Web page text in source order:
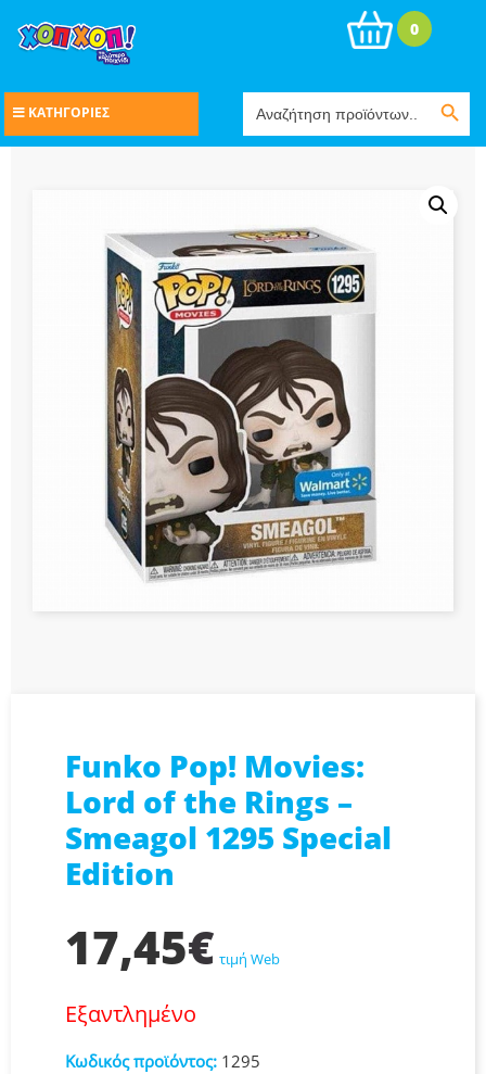
for:
Search Button
0
ΚΑΤΗΓΟΡΙΕΣ
Funko Pop! Movies:
Lord of the Rings –
Smeagol 1295 Special
Edition
17,45€ τιμή Web
Εξαντλημένο
Κωδικός προϊόντος: 1295